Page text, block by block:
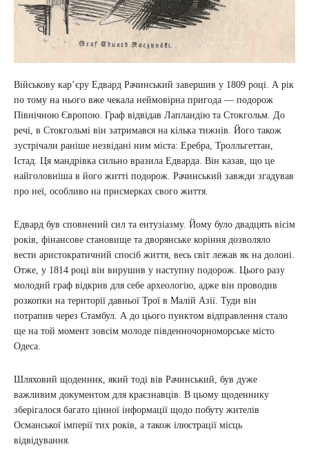
Військову кар’єру Едвард Рачинський завершив у 1809 році. А рік
по тому на нього вже чекала неймовірна пригода — подорож
Північною Європою. Граф відвідав Лапландію та Стокгольм. До
речі, в Стокгольмі він затримався на кілька тижнів. Його також
зустрічали раніше незвідані ним міста: Еребра, Тролльгеттан,
Істад. Ця мандрівка сильно вразила Едварда. Він казав, що це
найголовніша в його житті подорож. Рачинський завжди згадував
про неї, особливо на присмерках свого життя.
Едвард був сповнений сил та ентузіазму. Йому було двадцять вісім
років, фінансове становище та дворянське коріння дозволяло
вести аристократичний спосіб життя, весь світ лежав як на долоні.
Отже, у 1814 році він вирушив у наступну подорож. Цього разу
молодий граф відкрив для себе археологію, адже він проводив
розкопки на території давньої Трої в Малій Азії. Туди він
потрапив через Стамбул. А до цього пунктом відправлення стало
ще на той момент зовсім молоде південночорноморське місто
Одеса.
Шляховий щоденник, який тоді вів Рачинський, був дуже
важливим документом для краєзнавців. В цьому щоденнику
зберігалося багато цінної інформації щодо побуту жителів
Османської імперії тих років, а також ілюстрації місць
відвідування.